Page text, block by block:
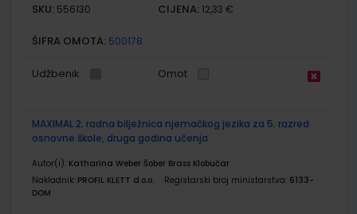
SKU: 556130 CIJENA: 12,33 €
ŠIFRA OMOTA: 500178
Udžbenik Omot
MAXIMAL 2; radna bilježnica njemačkog jezika za 5. razred
osnovne škole, druga godina učenja
Autor(i): Katharina Weber Šober Brass Klobučar
Nakladnik: PROFIL KLETT d.o.o. Registarski broj ministarstva: 6133-
DOM